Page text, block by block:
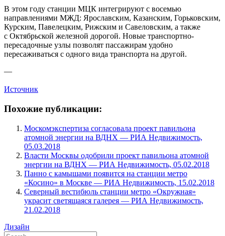
В этом году станции МЦК интегрируют с восемью
направлениями МЖД: Ярославским, Казанским, Горьковским,
Курским, Павелецким, Рижским и Савеловским, а также
с Октябрьской железной дорогой. Новые транспортно-
пересадочные узлы позволят пассажирам удобно
пересаживаться с одного вида транспорта на другой.
—
Источник
Похожие публикации:
Москомэкспертиза согласовала проект павильона
атомной энергии на ВДНХ — РИА Недвижимость,
05.03.2018
Власти Москвы одобрили проект павильона атомной
энергии на ВДНХ — РИА Недвижимость, 05.02.2018
Панно с камышами появится на станции метро
«Косино» в Москве — РИА Недвижимость, 15.02.2018
Северный вестибюль станции метро «Окружная»
украсит светящаяся галерея — РИА Недвижимость,
21.02.2018
Дизайн